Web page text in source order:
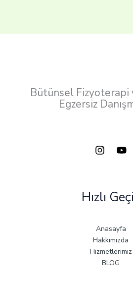
Bütünsel Fizyoterapi
Egzersiz
Hızlı
Anasayfa
Hakkımızda
Hizmetlerimiz
BLOG